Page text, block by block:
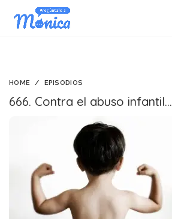
HOME EPISODIOS
666. Contra el abuso infantil…